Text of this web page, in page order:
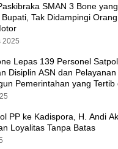
SMAN 3 Bone
Tak Didampingi
2025
Lepas 139 Personel
Disiplin ASN dan Pelayanan
Pemerintahan yang Tertib
PP ke Kadispora, H. Andi
Loyalitas Tanpa Batas